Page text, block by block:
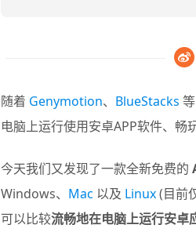
随着 Genymotion、 BlueStacks
电脑上运行使用安卓APP软件、畅
今天我们又发现了一款全新免费的
Windows、 Mac 以及 Linux(目前
可以比较流畅地在电脑上运行安卓